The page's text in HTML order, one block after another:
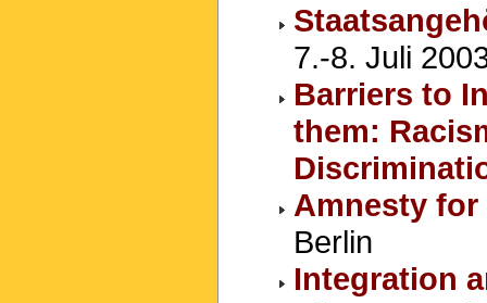
7.-8. Juli
Barriers to
them:
Amnesty
Berlin
Integration